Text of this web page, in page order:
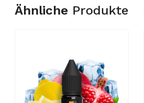
Ähnliche Produkte